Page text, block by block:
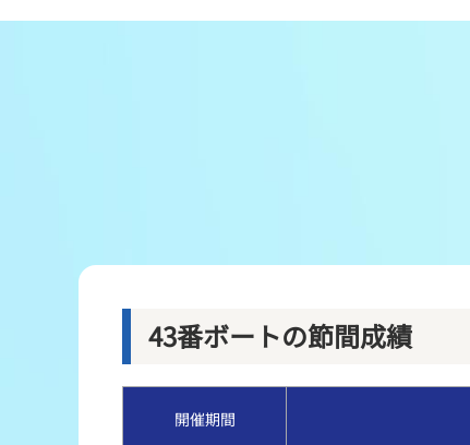
モーター抽選結果・前検タイムランキング
得点率ランキング
43番ボートの節間成績
開催期間